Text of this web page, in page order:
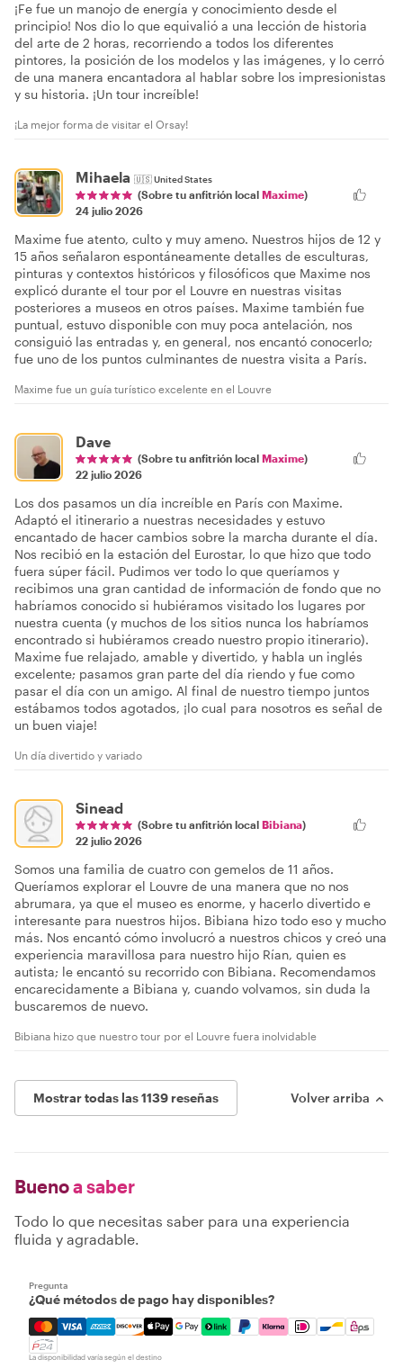
¡Fe fue un manojo de energía y conocimiento desde el
principio! Nos dio lo que equivalió a una lección de historia
del arte de 2 horas, recorriendo a todos los diferentes
pintores, la posición de los modelos y las imágenes, y lo cerró
de una manera encantadora al hablar sobre los impresionistas
y su historia. ¡Un tour increíble!
¡La mejor forma de visitar el Orsay!
Mihaela 🇺🇸United States
(Sobre tu anfitrión local Maxime)
24 julio 2026
Maxime fue atento, culto y muy ameno. Nuestros hijos de 12 y
15 años señalaron espontáneamente detalles de esculturas,
pinturas y contextos históricos y filosóficos que Maxime nos
explicó durante el tour por el Louvre en nuestras visitas
posteriores a museos en otros países. Maxime también fue
puntual, estuvo disponible con muy poca antelación, nos
consiguió las entradas y, en general, nos encantó conocerlo;
fue uno de los puntos culminantes de nuestra visita a París.
Maxime fue un guía turístico excelente en el Louvre
Dave
(Sobre tu anfitrión local Maxime)
22 julio 2026
Los dos pasamos un día increíble en París con Maxime.
Adaptó el itinerario a nuestras necesidades y estuvo
encantado de hacer cambios sobre la marcha durante el día.
Nos recibió en la estación del Eurostar, lo que hizo que todo
fuera súper fácil. Pudimos ver todo lo que queríamos y
recibimos una gran cantidad de información de fondo que no
habríamos conocido si hubiéramos visitado los lugares por
nuestra cuenta (y muchos de los sitios nunca los habríamos
encontrado si hubiéramos creado nuestro propio itinerario).
Maxime fue relajado, amable y divertido, y habla un inglés
excelente; pasamos gran parte del día riendo y fue como
pasar el día con un amigo. Al final de nuestro tiempo juntos
estábamos todos agotados, ¡lo cual para nosotros es señal de
un buen viaje!
Un día divertido y variado
Sinead
(Sobre tu anfitrión local Bibiana)
22 julio 2026
Somos una familia de cuatro con gemelos de 11 años.
Queríamos explorar el Louvre de una manera que no nos
abrumara, ya que el museo es enorme, y hacerlo divertido e
interesante para nuestros hijos. Bibiana hizo todo eso y mucho
más. Nos encantó cómo involucró a nuestros chicos y creó una
experiencia maravillosa para nuestro hijo Rían, quien es
autista; le encantó su recorrido con Bibiana. Recomendamos
encarecidamente a Bibiana y, cuando volvamos, sin duda la
buscaremos de nuevo.
Bibiana hizo que nuestro tour por el Louvre fuera inolvidable
Mostrar todas las 1139 reseñas Volver arriba
Buenoa saber
Todo lo que necesitas saber para una experiencia
fluida y agradable.
Pregunta
¿Qué métodos de pago hay disponibles?
Mastercard, Visa, Amex, Discover, Apple Pay, Google
La disponibilidad varía según el destino